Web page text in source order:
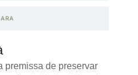
ARA
premissa de preservar